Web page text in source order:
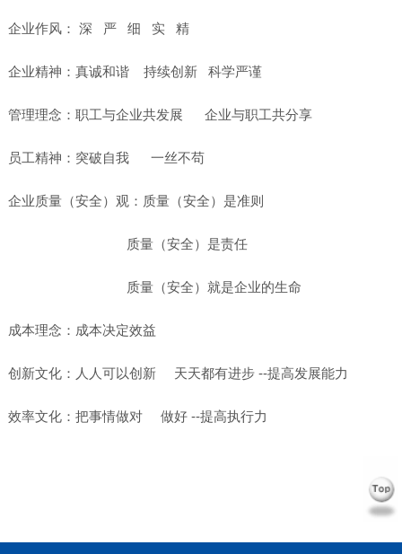
企业作风： 深 严 细 实 精
企业精神：真诚和谐 持续创新 科学严谨
管理理念：职工与企业共发展 企业与职工共分享
员工精神：突破自我 一丝不苟
企业质量（安全）观：质量（安全）是准则
质量（安全）是责任
质量（安全）就是企业的生命
成本理念：成本决定效益
创新文化：人人可以创新 天天都有进步 --提高发展能力
效率文化：把事情做对 做好 --提高执行力